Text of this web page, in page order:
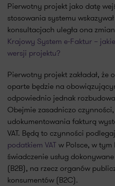
Pierwotny projekt jako datę
stosowania systemu
konsultacjach uległa ona
Krajowy System e-Faktur –
wersji projektu?
Pierwotny projekt zakładał,
oparte będzie na
odpowiednio jednak
Obejmie zasadniczo
udokumentowania fakturą
VAT. Będą to czynności
podatkiem VAT w Polsce, w
świadczenie usług
(B2B), na rzecz organów
konsumentów (B2C).